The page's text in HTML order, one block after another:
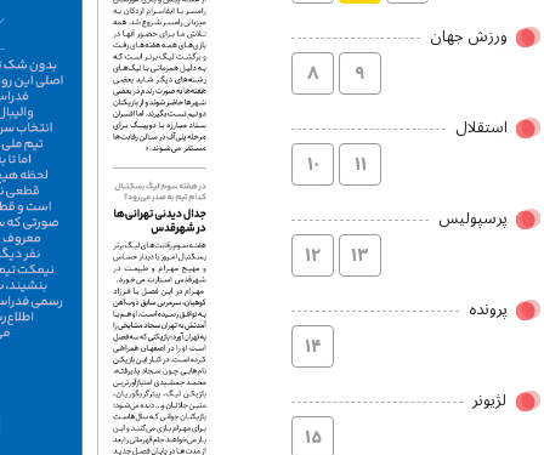
ورزش جهان
۸ ۹
استقلال
۱۰ ۱۱
پرسپولیس
۱۲ ۱۳
پرونده
۱۴
لژیونر
۱۵